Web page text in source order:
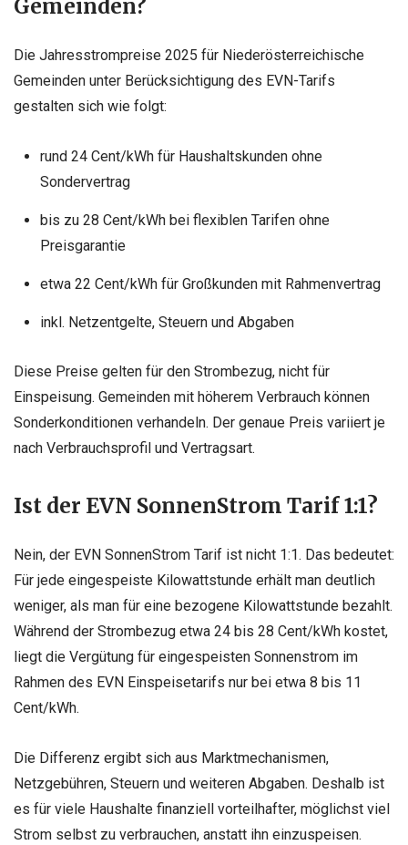
Gemeinden?
Die Jahresstrompreise 2025 für Niederösterreichische
Gemeinden unter Berücksichtigung des EVN-Tarifs
gestalten sich wie folgt:
rund 24 Cent/kWh für Haushaltskunden ohne
Sondervertrag
bis zu 28 Cent/kWh bei flexiblen Tarifen ohne
Preisgarantie
etwa 22 Cent/kWh für Großkunden mit Rahmenvertrag
inkl. Netzentgelte, Steuern und Abgaben
Diese Preise gelten für den Strombezug, nicht für
Einspeisung. Gemeinden mit höherem Verbrauch können
Sonderkonditionen verhandeln. Der genaue Preis variiert je
nach Verbrauchsprofil und Vertragsart.
Ist der EVN SonnenStrom Tarif 1:1?
Nein, der EVN SonnenStrom Tarif ist nicht 1:1. Das bedeutet:
Für jede eingespeiste Kilowattstunde erhält man deutlich
weniger, als man für eine bezogene Kilowattstunde bezahlt.
Während der Strombezug etwa 24 bis 28 Cent/kWh kostet,
liegt die Vergütung für eingespeisten Sonnenstrom im
Rahmen des EVN Einspeisetarifs nur bei etwa 8 bis 11
Cent/kWh.
Die Differenz ergibt sich aus Marktmechanismen,
Netzgebühren, Steuern und weiteren Abgaben. Deshalb ist
es für viele Haushalte finanziell vorteilhafter, möglichst viel
Strom selbst zu verbrauchen, anstatt ihn einzuspeisen.